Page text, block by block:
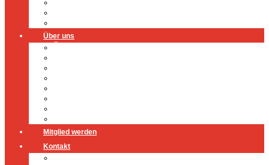
Über uns
Mitglied werden
Kontakt